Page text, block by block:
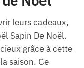
leurs cadeaux,
Sapin De Noël.
grâce à cette
saison. Ce